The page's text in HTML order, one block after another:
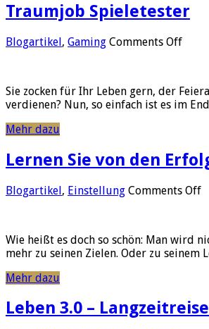
Traumjob Spieletester
Blogartikel, Gaming Comments Offon
Sie zocken für Ihr Leben gern, der
verdienen? Nun, so einfach ist es im
Mehr dazu
Lernen Sie von den
Blogartikel, Einstellung Comments Offon
Wie heißt es doch so schön: Man wird
mehr zu seinen Zielen. Oder zu
Mehr dazu
Leben 3.0 –